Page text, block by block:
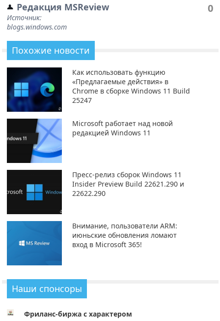
Редакция MSReview
Источник:
blogs.windows.com
0
Похожие новости
Как использовать функцию
«Предлагаемые действия» в
Chrome в сборке Windows 11 Build
25247
Microsoft работает над новой
редакцией Windows 11
Пресс-релиз сборок Windows 11
Insider Preview Build 22621.290 и
22622.290
Внимание, пользователи ARM:
июньские обновления ломают
вход в Microsoft 365!
Наши спонсоры
Фриланс-биржа с характером